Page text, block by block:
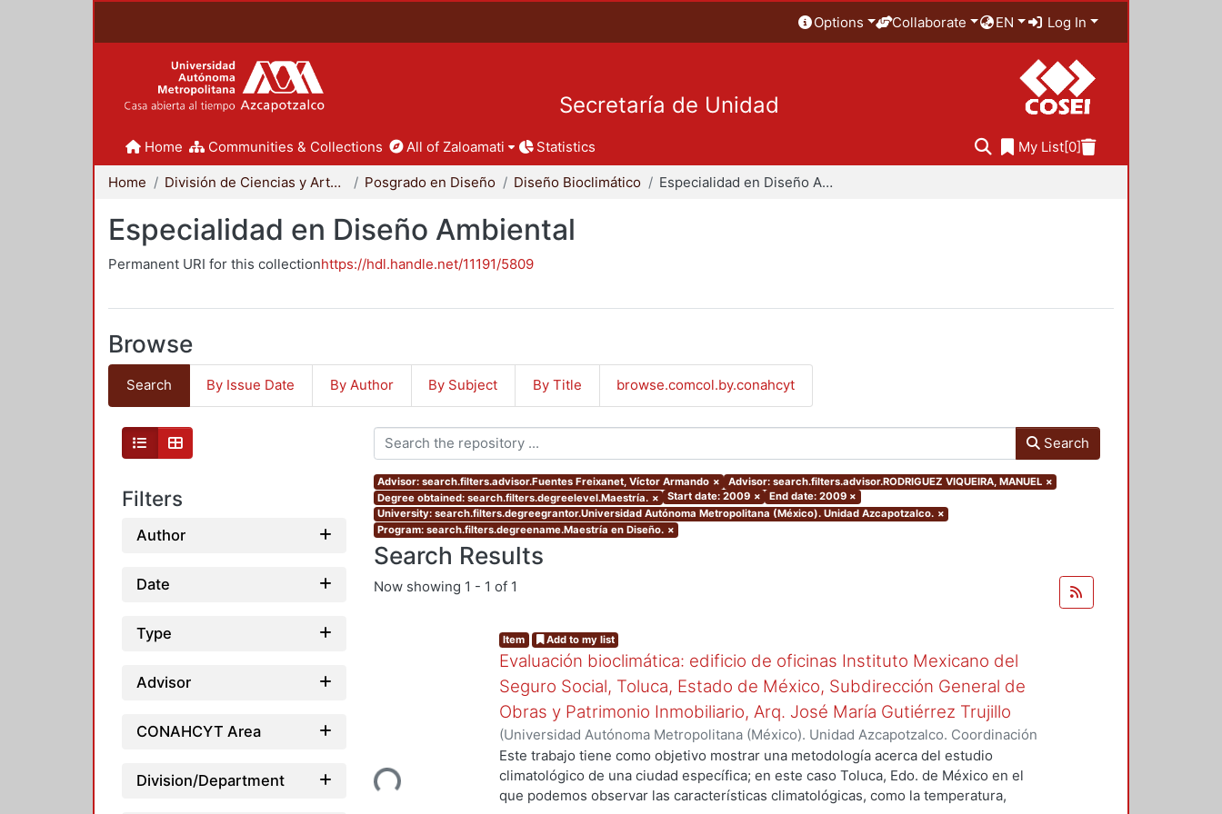
Options Collaborate EN Log In
Secretaría de Unidad
Home Communities & Collections All of Zaloamati Statistics My List[0]
Home División de Ciencias y Artes para el Diseño Posgrado en Diseño Diseño Bioclimático Especialidad en Diseño Ambiental
Especialidad en Diseño Ambiental
Permanent URI for this collectionhttps://hdl.handle.net/11191/5809
Browse
Search By Issue Date By Author By Subject By Title browse.comcol.by.conahcyt
Filters
Author
Date
Type
Advisor
CONAHCYT Area
Division/Department
Search
Advisor: search.filters.advisor.Fuentes Freixanet, Víctor Armando × Advisor: search.filters.advisor.RODRIGUEZ VIQUEIRA, MANUEL ×
Degree obtained: search.filters.degreelevel.Maestría. × Start date: 2009 × End date: 2009 ×
University: search.filters.degreegrantor.Universidad Autónoma Metropolitana (México). Unidad Azcapotzalco. ×
Program: search.filters.degreename.Maestría en Diseño. ×
Search Results
Now showing 1 - 1 of 1
Loading...
Item Add to my list
Evaluación bioclimática: edificio de oficinas Instituto Mexicano del
Seguro Social, Toluca, Estado de México, Subdirección General de
Obras y Patrimonio Inmobiliario, Arq. José María Gutiérrez Trujillo
(Universidad Autónoma Metropolitana (México). Unidad Azcapotzalco. Coordinación
de Servicios de Información.,2009)Flores Rojas, Reynaldo
Este trabajo tiene como objetivo mostrar una metodología acerca del estudio
climatológico de una ciudad específica; en este caso Toluca, Edo. de México en el
que podemos observar las características climatológicas, como la temperatura,